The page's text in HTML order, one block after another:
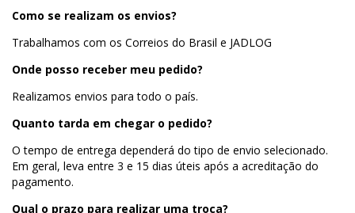
Como se realizam os envios?
Trabalhamos com os Correios do Brasil e JADLOG
Onde posso receber meu pedido?
Realizamos envios para todo o país.
Quanto tarda em chegar o pedido?
O tempo de entrega dependerá do tipo de envio selecionado.
Em geral, leva entre 3 e 15 dias úteis após a acreditação do
pagamento.
Qual o prazo para realizar uma troca?